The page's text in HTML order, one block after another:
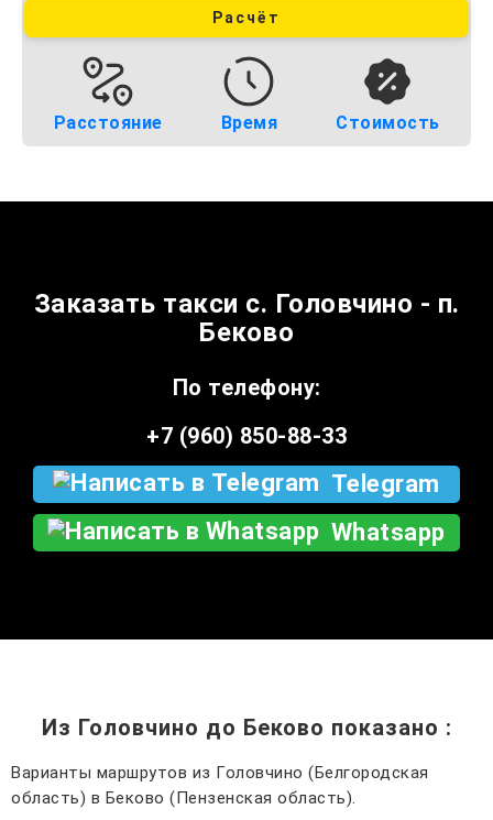
Расчёт
Расстояние Время Стоимость
Заказать такси с. Головчино - п.
Беково
По телефону:
+7 (960) 850-88-33
Telegram
Whatsapp
Из Головчино до Беково показано :
Варианты маршрутов из Головчино (Белгородская
область) в Беково (Пензенская область).